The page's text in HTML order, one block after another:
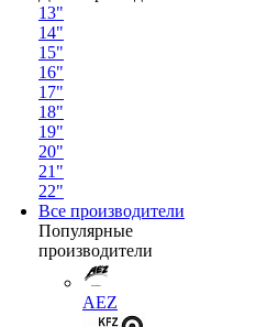
13"
14"
15"
16"
17"
18"
19"
20"
21"
22"
Все производители
Популярные
производители
AEZ